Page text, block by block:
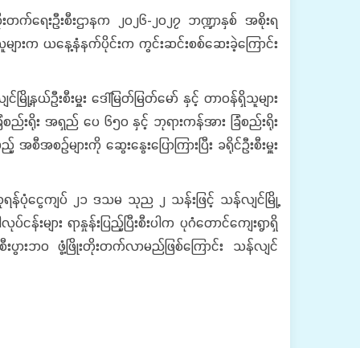
က်ရေးဦးစီးဌာနက ၂၀၂၆-၂၀၂၇ ဘဏ္ဍာနှစ် အစိုးရ
ားက ယနေ့နံနက်ပိုင်းက ကွင်းဆင်းစစ်ဆေးခဲ့ကြောင်း
နယ်ဦးစီးမှူး ဒေါ်မြတ်မြတ်မော် နှင့် တာဝန်ရှိသူများ
စည်းရိုး အရှည် ပေ ၆၅၀ နှင့် ဘုရားကန်အား ခြံစည်းရိုး
စဉ်များကို ဆွေးနွေးပြောကြားပြီး ခရိုင်ဦးစီးမှူး
ရန်ပုံငွေကျပ် ၂၁ ဒသမ သုည ၂ သန်းဖြင့် သန်လျင်မြို့
ျား ရာနှုန်းပြည့်ပြီးစီးပါက ပုဂံတောင်ကျေးရွာရှိ
ားဘဝ ဖွံ့ဖြိုးတိုးတက်လာမည်ဖြစ်ကြောင်း သန်လျင်